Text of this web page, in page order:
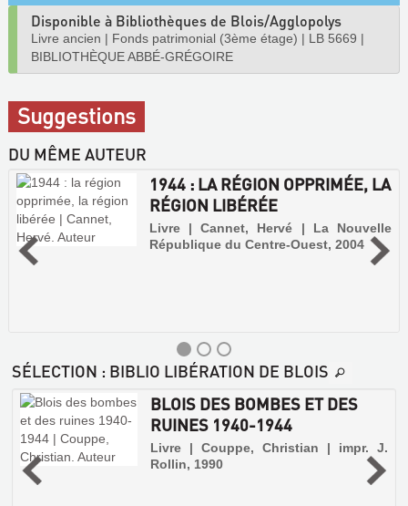
Disponible à Bibliothèques de Blois/Agglopolys
Livre ancien | Fonds patrimonial (3ème étage) | LB 5669 |
BIBLIOTHÈQUE ABBÉ-GRÉGOIRE
Suggestions
DU MÊME AUTEUR
1944 : LA RÉGION OPPRIMÉE, LA
RÉGION LIBÉRÉE
Livre | Cannet, Hervé | La Nouvelle
République du Centre-Ouest, 2004
SÉLECTION : BIBLIO LIBÉRATION DE BLOIS
BLOIS DES BOMBES ET DES
RUINES 1940-1944
Livre | Couppe, Christian | impr. J.
Rollin, 1990